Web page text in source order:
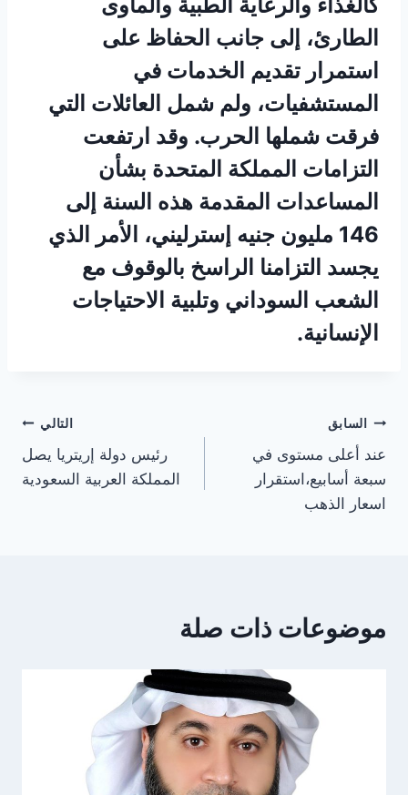
الطارئ، إلى جانب الحفاظ على
استمرار تقديم الخدمات في
المستشفيات، ولم شمل العائلات التي
فرقت شملها الحرب. وقد ارتفعت
التزامات المملكة المتحدة بشأن
المساعدات المقدمة هذه السنة إلى
146 مليون جنيه إسترليني، الأمر الذي
يجسد التزامنا الراسخ بالوقوف مع
الشعب السوداني وتلبية الاحتياجات
الإنسانية.
تصفّح
المقالات
السابق
عند أعلى مستوى في
سبعة أسابيع،استقرار
اسعار الذهب
التالي
رئيس دولة إريتريا يصل
المملكة العربية السعودية
موضوعات ذات صلة